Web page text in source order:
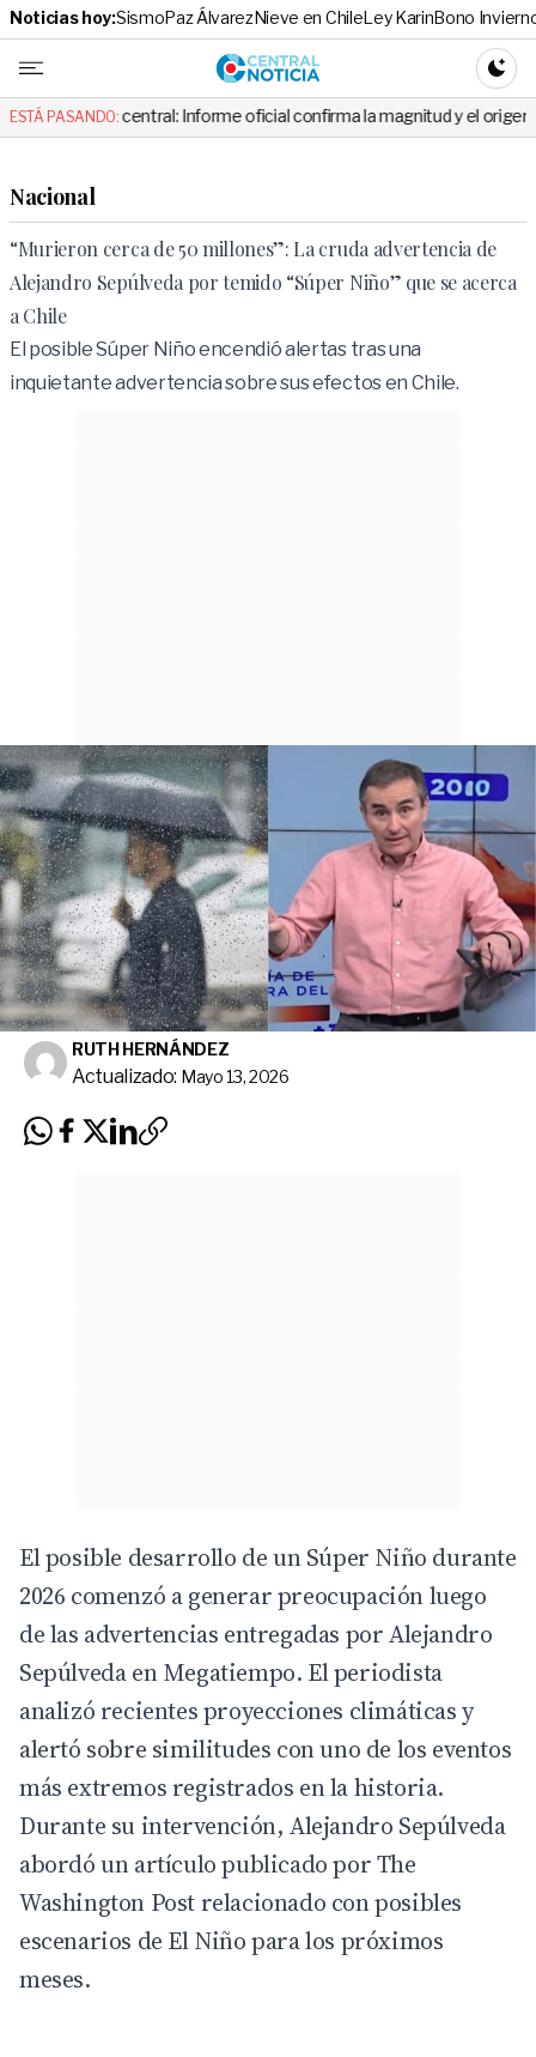
Noticias hoy:SismoPaz ÁlvarezNieve en ChileLey KarinBono
Central
ESTÁ PASANDO:Informe oficial confirma la magnitud y el origen del temblor
Nacional
“Murieron cerca de 50 millones”: La cruda advertencia de
Alejandro Sepúlveda por temido “Súper Niño” que se acerca
a Chile
El posible Súper Niño encendió alertas tras una
inquietante advertencia sobre sus efectos en Chile.
RUTH HERNÁNDEZ
Actualizado: Mayo 13, 2026
El posible desarrollo de un Súper Niño durante
2026 comenzó a generar preocupación luego
de las advertencias entregadas por Alejandro
Sepúlveda en Megatiempo. El periodista
analizó recientes proyecciones climáticas y
alertó sobre similitudes con uno de los eventos
más extremos registrados en la historia.
Durante su intervención, Alejandro Sepúlveda
abordó un artículo publicado por The
Washington Post relacionado con posibles
escenarios de El Niño para los próximos
meses.